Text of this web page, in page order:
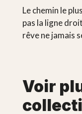
Le chemin le
pas la ligne
rêve ne jamais
Voir